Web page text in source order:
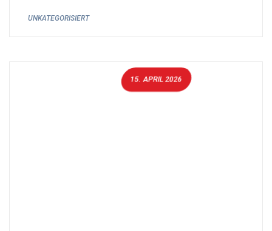
UNKATEGORISIERT
15. APRIL 2026